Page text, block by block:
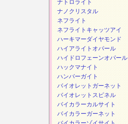
ナトロライト
ナノクリスタル
ネフライト
ネフライトキャッツアイ
ハーキマーダイヤモンド
ハイアライトオパール
ハイドロフェーンオパール
ハックマナイト
ハンバーガイト
バイオレットガーネット
バイオレットスピネル
バイカラーカルサイト
バイカラーガーネット